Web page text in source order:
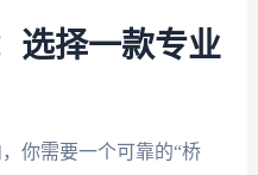
选择一款专业
你需要一个可靠的“桥